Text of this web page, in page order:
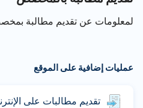
لمعلومات عن تقديم مطالبة
عمليات إضافية على الموقع
تقديم مطالبات على